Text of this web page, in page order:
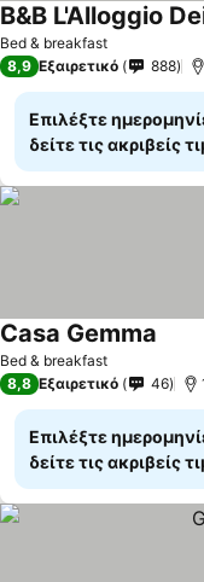
Bed & breakfast
B&B L'Alloggio
8,9 Εξαιρετικό 888
Επιλέξτε
δείτε τις ακριβείς
Bed & breakfast
Casa Gemma
8,8 Εξαιρετικό 46
Επιλέξτε
δείτε τις ακριβείς